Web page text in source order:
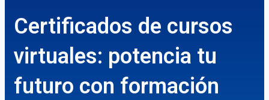
Certificados de cursos
virtuales: potencia tu
futuro con formación